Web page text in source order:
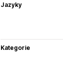
Jazyky
Kategorie